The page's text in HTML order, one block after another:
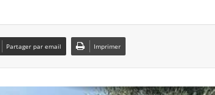
Partager par email Imprimer
Le Maroc utilise la carte de la
sur l’Espagne
ravagent le nord-ouest américain